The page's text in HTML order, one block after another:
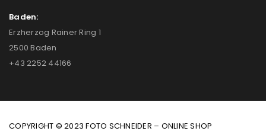
Baden:
Erzherzog Rainer Ring 1
2500 Baden
+43 2252 44166
COPYRIGHT © 2023 FOTO SCHNEIDER – ONLINE SHOP